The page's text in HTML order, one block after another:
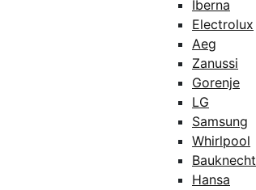
Iberna
Electrolux
Aeg
Zanussi
Gorenje
LG
Samsung
Whirlpool
Bauknecht
Hansa